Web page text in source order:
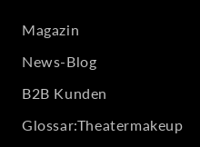
Magazin
News-Blog
B2B Kunden
Glossar:Theatermakeup